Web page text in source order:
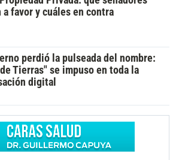
a favor y cuáles en contra
perdió la pulseada del nombre:
de Tierras" se impuso en toda la
digital